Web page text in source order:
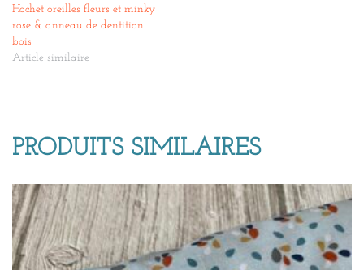
Hochet oreilles fleurs et minky
rose & anneau de dentition
bois
Article similaire
PRODUITS SIMILAIRES